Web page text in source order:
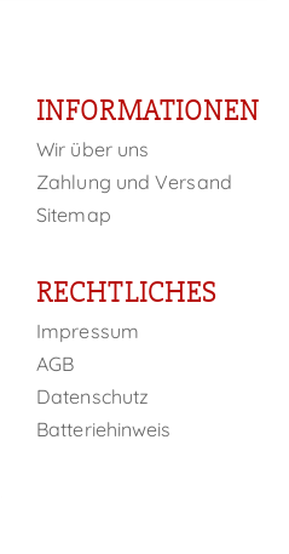
INFORMATIONEN
Wir über uns
Zahlung und Versand
Sitemap
RECHTLICHES
Impressum
AGB
Datenschutz
Batteriehinweis